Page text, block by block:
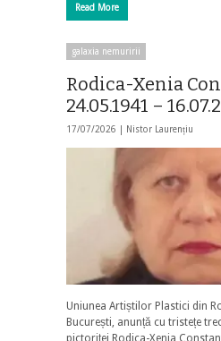
Read More
galaxia nemuririi
Rodica-Xenia
24.05.1941 –
17/07/2026 | Nistor Laurențiu
Uniunea Artiștilor Plastici din
București, anunță cu tristețe